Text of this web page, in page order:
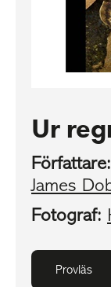
Ur
Författare:
James
Fotograf:
Provläs